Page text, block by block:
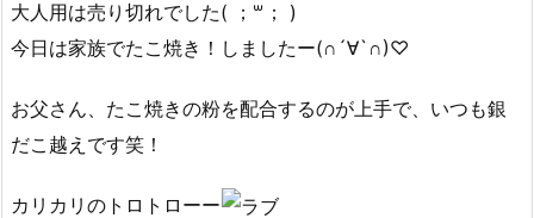
大人用は売り切れでした( ；꒳​； )
今日は家族でたこ焼き！しましたー(∩´∀`∩)♡
お父さん、たこ焼きの粉を配合するのが上手で、いつも銀
だこ越えです笑！
カリカリのトロトローー